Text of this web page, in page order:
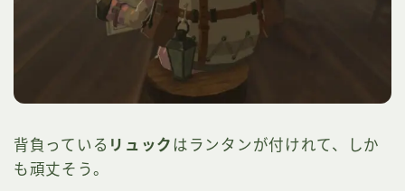
背負っている リュック はランタンが付けれて、しか
も頑丈そう。